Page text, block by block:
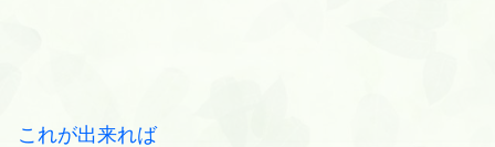
これが出来れば